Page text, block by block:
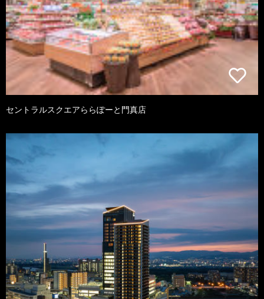
セントラルスクエアららぽーと門真店